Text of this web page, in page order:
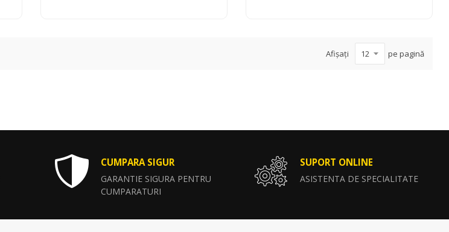
Afișați pe pagină
CUMPARA SIGUR
GARANTIE SIGURA PENTRU
CUMPARATURI
SUPORT ONLINE
ASISTENTA DE SPECIALITATE